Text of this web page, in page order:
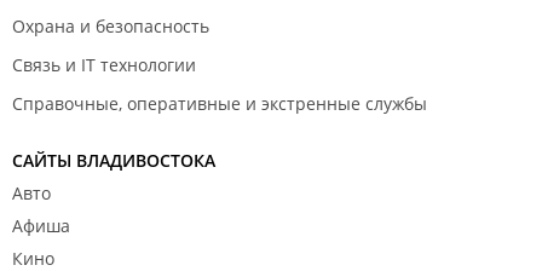
Охрана и безопасность
Связь и IT технологии
Справочные, оперативные и экстренные службы
САЙТЫ ВЛАДИВОСТОКА
Авто
Афиша
Кино